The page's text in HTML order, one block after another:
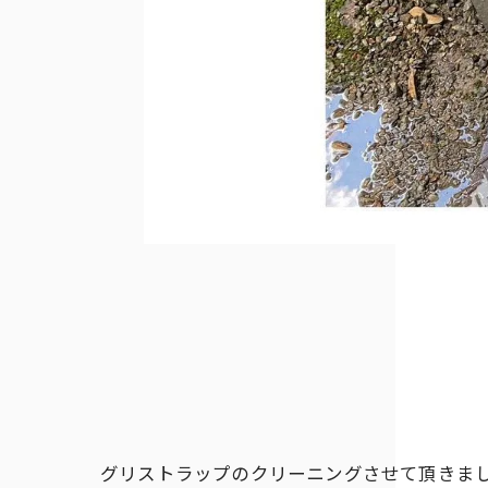
グリストラップのクリーニングさせて頂きま